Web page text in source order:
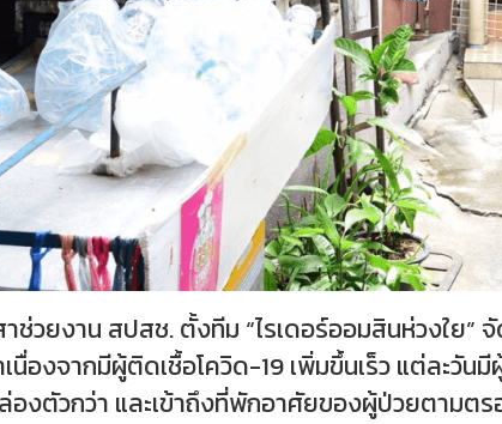
ช่วยงาน สปสช. ตั้งทีม “ไรเดอร์ออมสินห่วงใย”
องจากมีผู้ติดเชื้อโควิด-19 เพิ่มขึ้นเร็ว แต่ละวั
องตัวกว่า และเข้าถึงที่พักอาศัยของผู้ป่วยตามตร